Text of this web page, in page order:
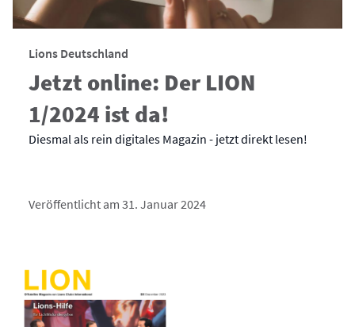
Lions Deutschland
Jetzt online: Der LION
1/2024 ist da!
Diesmal als rein digitales Magazin - jetzt direkt lesen!
Veröffentlicht am 31. Januar 2024